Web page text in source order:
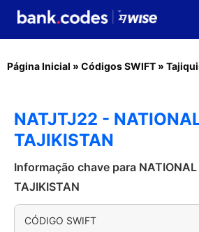
Página Inicial » Códigos SWIFT »
NATJTJ22 -
TAJIKISTAN
Informação chave para NATIONAL
TAJIKISTAN
CÓDIGO SWIFT